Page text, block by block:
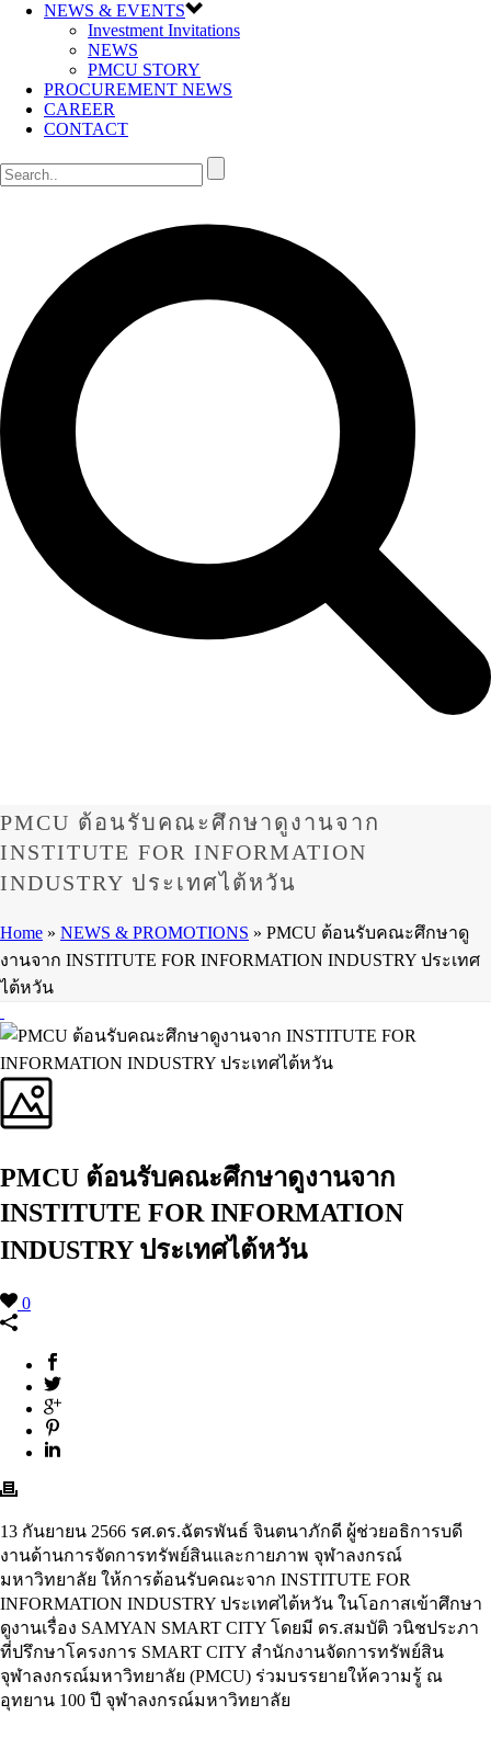
NEWS & EVENTS
Investment Invitations
NEWS
PMCU STORY
PROCUREMENT NEWS
CAREER
CONTACT
PMCU ต้อนรับคณะศึกษาดูงานจาก
INSTITUTE FOR INFORMATION
INDUSTRY ประเทศไต้หวัน
Home » NEWS & PROMOTIONS » PMCU ต้อนรับคณะศึกษาดู
งานจาก INSTITUTE FOR INFORMATION INDUSTRY ประเทศ
ไต้หวัน
PMCU ต้อนรับคณะศึกษาดูงานจาก
INSTITUTE FOR INFORMATION
INDUSTRY ประเทศไต้หวัน
0
13 กันยายน 2566 รศ.ดร.ฉัตรพันธ์ จินตนาภักดี ผู้ช่วยอธิการบดี
งานด้านการจัดการทรัพย์สินและกายภาพ จุฬาลงกรณ์
มหาวิทยาลัย ให้การต้อนรับคณะจาก INSTITUTE FOR
INFORMATION INDUSTRY ประเทศไต้หวัน ในโอกาสเข้าศึกษา
ดูงานเรื่อง SAMYAN SMART CITY โดยมี ดร.สมบัติ วนิชประภา
ที่ปรึกษาโครงการ SMART CITY สำนักงานจัดการทรัพย์สิน
จุฬาลงกรณ์มหาวิทยาลัย (PMCU) ร่วมบรรยายให้ความรู้ ณ
อุทยาน 100 ปี จุฬาลงกรณ์มหาวิทยาลัย